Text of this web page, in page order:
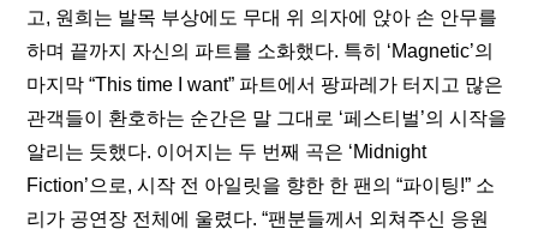
고, 원희는 발목 부상에도 무대 위 의자에 앉아 손 안무를
하며 끝까지 자신의 파트를 소화했다. 특히 ‘Magnetic’의
마지막 “This time I want” 파트에서 팡파레가 터지고 많은
관객들이 환호하는 순간은 말 그대로 ‘페스티벌’의 시작을
알리는 듯했다. 이어지는 두 번째 곡은 ‘Midnight
Fiction’으로, 시작 전 아일릿을 향한 한 팬의 “파이팅!” 소
리가 공연장 전체에 울렸다. “팬분들께서 외쳐주신 응원